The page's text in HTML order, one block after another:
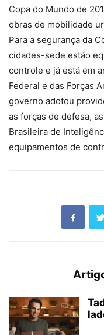
Copa do Mundo de
obras de mobilidade
Para a segurança da
cidades-sede estão
controle e já está em
Federal e das Forças
governo adotou
as forças de defesa,
Brasileira de
equipamentos de